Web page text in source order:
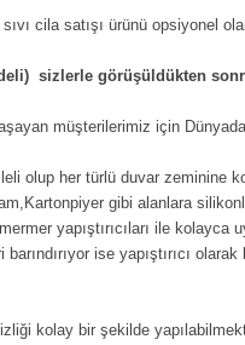
sıvı cila satışı ürünü opsiyonel
sizlerle görüşüldükten
müşterilerimiz için
olup her türlü duvar zeminine
gibi alanlara
yapıştırıcıları ile kolayca
ise yapıştırıcı
kolay bir şekilde